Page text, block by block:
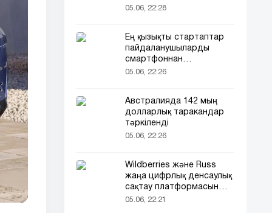
басталды
05.06, 22:28
Ең қызықты стартаптар
пайдаланушыларды
смартфоннан
алшақтатқысы келеді
05.06, 22:26
Австралияда 142 мың
долларлық таракандар
тәркіленді
05.06, 22:26
Wildberries және Russ
жаңа цифрлық денсаулық
сақтау платформасын
іске қосады
05.06, 22:21